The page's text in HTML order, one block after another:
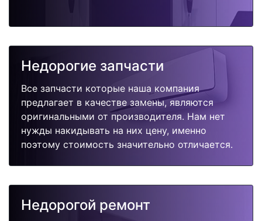
Недорогие запчасти
Все запчасти которые наша компания
предлагает в качестве замены, являются
оригинальными от производителя. Нам нет
нужды накидывать на них цену, именно
поэтому стоимость значительно отличается.
Недорогой ремонт